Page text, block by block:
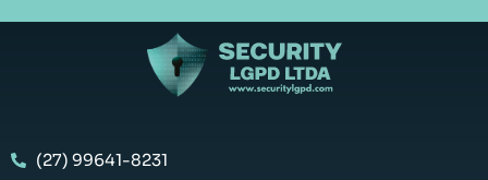
(27) 99641-8231